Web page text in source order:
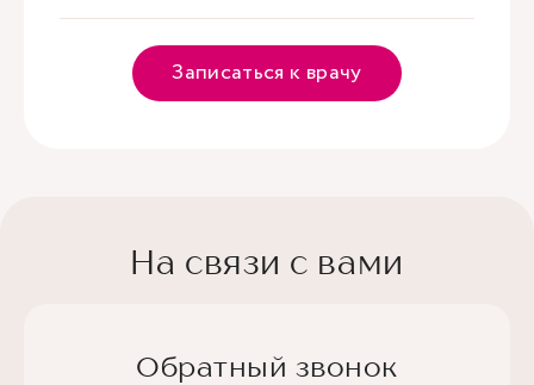
Записаться к врачу
На связи с вами
Обратный звонок